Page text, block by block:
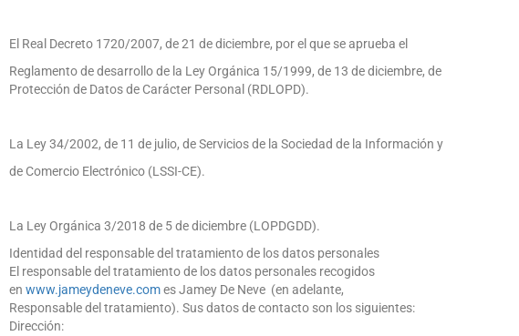
El Real Decreto 1720/2007, de 21 de diciembre, por el que se aprueba el
Reglamento de desarrollo de la Ley Orgánica 15/1999, de 13 de diciembre, de
Protección de Datos de Carácter Personal (RDLOPD).
La Ley 34/2002, de 11 de julio, de Servicios de la Sociedad de la Información y
de Comercio Electrónico (LSSI-CE).
La Ley Orgánica 3/2018 de 5 de diciembre (LOPDGDD).
Identidad del responsable del tratamiento de los datos personales
El responsable del tratamiento de los datos personales recogidos
en www.jameydeneve.comes Jamey De Neve (en adelante,
Responsable del tratamiento). Sus datos de contacto son los siguientes:
Dirección: